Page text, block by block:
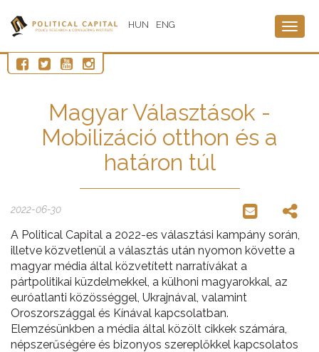
HUN ENG
Magyar Választások -
Mobilizáció otthon és a
határon túl
2022-06-30
A Political Capital a 2022-es választási kampány során,
illetve közvetlenül a választás után nyomon követte a
magyar média által közvetített narratívákat a
pártpolitikai küzdelmekkel, a külhoni magyarokkal, az
euróatlanti közösséggel, Ukrajnával, valamint
Oroszországgal és Kínával kapcsolatban.
Elemzésünkben a média által közölt cikkek számára,
népszerűségére és bizonyos szereplőkkel kapcsolatos